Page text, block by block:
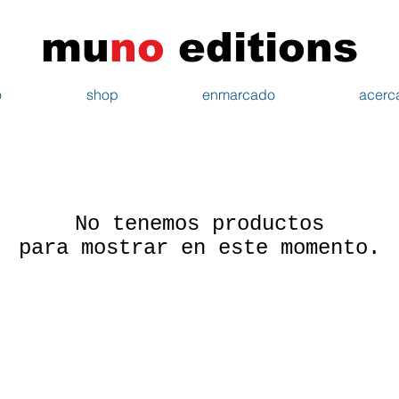
muno editions
shop enmarcado
No tenemos productos
para mostrar en este momento.